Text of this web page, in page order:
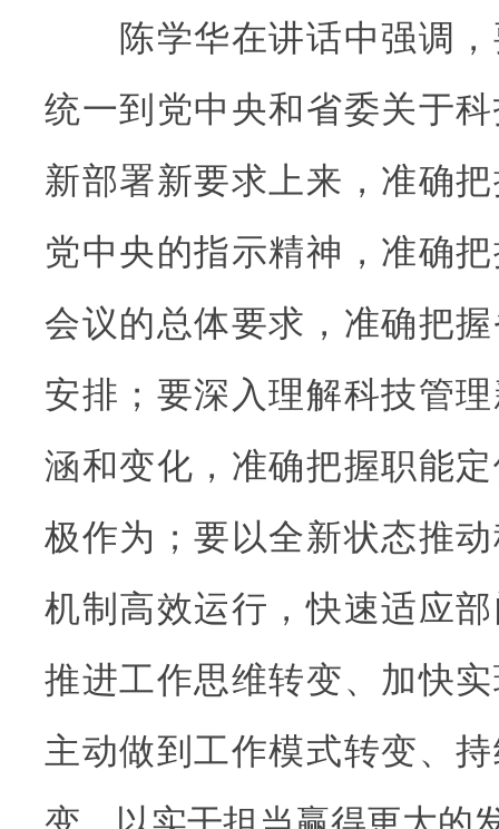
陈学华在讲话中强调，
统一到党中央和省委关于
新部署新要求上来，准确
党中央的指示精神，准确
会议的总体要求，准确把
安排；要深入理解科技管
涵和变化，准确把握职能
极作为；要以全新状态推
机制高效运行，快速适应
推进工作思维转变、加快
主动做到工作模式转变、